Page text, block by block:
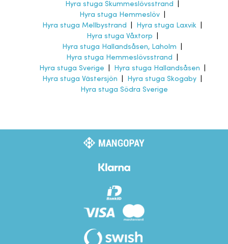
Hyra stuga Skummeslövsstrand
Hyra stuga Hemmeslöv|
Hyra stuga Mellbystrand
Hyra stuga Laxvik
Hyra stuga Våxtorp
Hyra stuga Hallandsåsen, Laholm
Hyra stuga Hemmeslövsstrand
Hyra stuga Sverige
Hyra stuga Hallandsåsen
Hyra stuga Västersjön
Hyra stuga Skogaby
Hyra stuga Södra Sverige